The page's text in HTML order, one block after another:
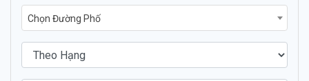
Chọn Đường Phố